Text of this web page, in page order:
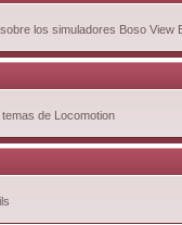
los simuladores Boso View
de Locomotion